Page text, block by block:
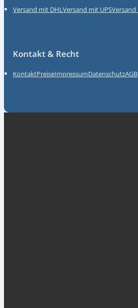
Versand mit DHLVersand mit UPSVersand
Kontakt & Recht
KontaktPreiseImpressumDatenschutzAGB